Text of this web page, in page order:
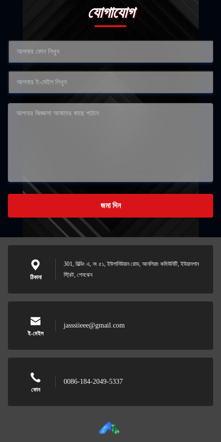
যোগাযোগ
জমা দিন
ঠিকানা
301, বিল্ডিং এ, নং ৫১, ইউগানিউয়ান রোড, আনলিয়াং কমিউনিটি, ইউয়ানশান
স্ট্রিট, শেনঝেন
ই-মেইল
jasssiieee@gmail.com
ফোন
0086-184-2049-5337